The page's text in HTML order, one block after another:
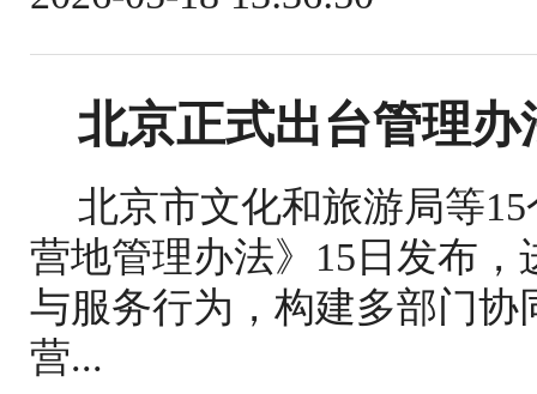
北京正式出台管理
北京市文化和旅游局等
营地管理办法》15日发布
与服务行为，构建多部门
营...